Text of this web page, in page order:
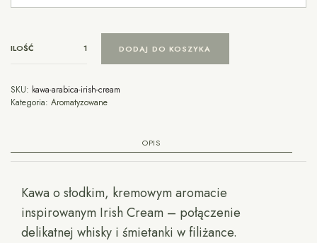
ILOŚĆ DODAJ DO KOSZYKA
SKU: kawa-arabica-irish-cream
Kategoria: Aromatyzowane
OPIS
Kawa o słodkim, kremowym aromacie
inspirowanym Irish Cream – połączenie
delikatnej whisky i śmietanki w filiżance.